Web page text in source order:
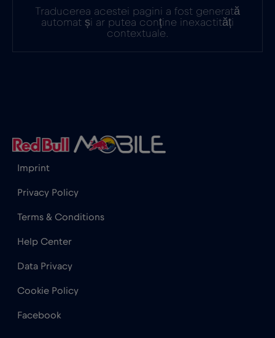
Traducerea acestei pagini a fost generată
automat și ar putea conține inexactități
contextuale.
Imprint
Privacy Policy
Terms & Conditions
Help Center
Data Privacy
Cookie Policy
Facebook